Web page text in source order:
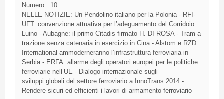
Numero:
10
NELLE NOTIZIE: Un Pendolino italiano per la Polonia - RFI-
UFT: convenzione attuativa per l’adeguamento del Corridoio
Luino - Aubagne: il primo Citadis firmato H. DI ROSA - Tram a
trazione senza catenaria in esercizio in Cina - Alstom e RZD
International ammoderneranno l’infrastruttura ferroviaria in
Serbia - ERFA: allarme degli operatori europei per le politiche
ferroviarie nell’UE - Dialogo internazionale sugli
sviluppi globali del settore ferroviario a InnoTrans 2014 -
Rendere sicuri ed efficienti i lavori di armamento ferroviario